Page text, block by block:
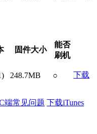
固件大小
能否
刷机
248.7MB ○ 下载
端常见问题 下载iTunes